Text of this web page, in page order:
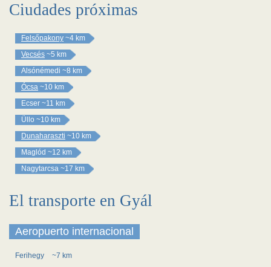
Ciudades próximas
Felsőpakony ~4 km
Vecsés ~5 km
Alsónémedi ~8 km
Ócsa ~10 km
Ecser ~11 km
Üllo ~10 km
Dunaharaszti ~10 km
Maglód ~12 km
Nagytarcsa ~17 km
El transporte en Gyál
Aeropuerto internacional
Ferihegy ~7 km